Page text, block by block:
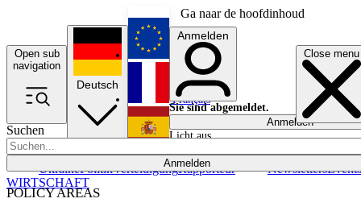
Ga naar de hoofdinhoud
Open sub
navigation
Close menu
Suchen
Anmelden
POLICY AREAS
UkrainePolitikVerteidigungRapporteur NewslettersEvents
Deutsch
English
Français
Anmelden
Sie sind abgemeldet.
Anmelden
Licht aus
WIRTSCHAFT